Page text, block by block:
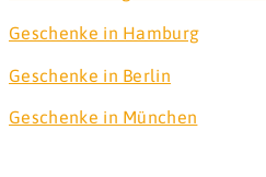
Geschenke in Hamburg
Geschenke in Berlin
Geschenke in München